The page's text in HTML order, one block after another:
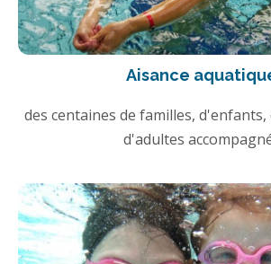
Aisance
des centaines de familles,
d'adultes